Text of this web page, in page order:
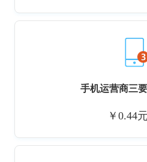
手机运营商三
￥0.44